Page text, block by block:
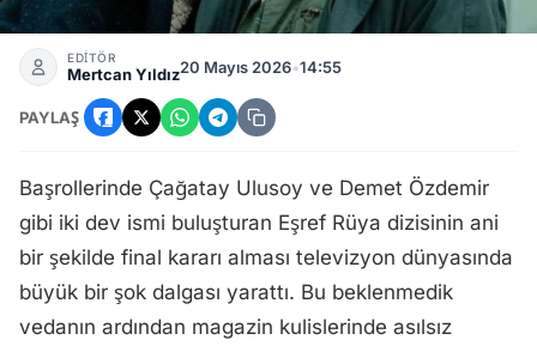
Eşref Rüya'nın Final Sebebi Aslıhan Malbora mı? Ünlü
EDİTÖR
Mertcan Yıldız20 Mayıs 2026•14:55
PAYLAŞ
Başrollerinde Çağatay Ulusoy ve Demet Özdemir
gibi iki dev ismi buluşturan Eşref Rüya dizisinin ani
bir şekilde final kararı alması televizyon dünyasında
büyük bir şok dalgası yarattı. Bu beklenmedik
vedanın ardından magazin kulislerinde asılsız